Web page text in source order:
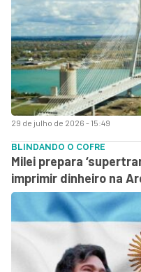
29 de julho de 2026 - 15:49
BLINDANDO O COFRE
Milei prepara
imprimir dinheiro na